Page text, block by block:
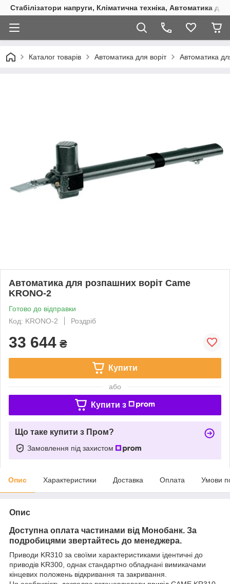
Стабілізатори напруги, Кліматична техніка, Автоматика
Каталог товарів Автоматика для воріт Автоматика
Автоматика для розпашних воріт Came
KRONO-2
Готово до відправки
Код: KRONO-2
Роздріб
33 644 ₴
Купити
або
Купити з
Що таке купити з Пром?
Замовлення під захистом
Опис Характеристики Доставка Оплата Умови
Опис
Доступна оплата частинами від Монобанк. За
подробицями звертайтесь до менеджера.
Приводи KR310 за своїми характеристиками ідентичні до
приводів KR300, однак стандартно обладнані вимикачами
кінцевих положень відкривання та закривання.